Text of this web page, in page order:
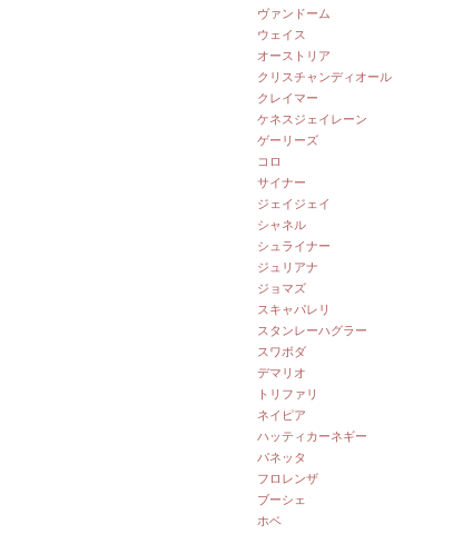
ヴァンドーム
ウェイス
オーストリア
クリスチャンディオール
クレイマー
ケネスジェイレーン
ゲーリーズ
コロ
サイナー
ジェイジェイ
シャネル
シュライナー
ジュリアナ
ジョマズ
スキャパレリ
スタンレーハグラー
スワボダ
デマリオ
トリファリ
ネイピア
ハッティカーネギー
パネッタ
フロレンザ
ブーシェ
ホベ